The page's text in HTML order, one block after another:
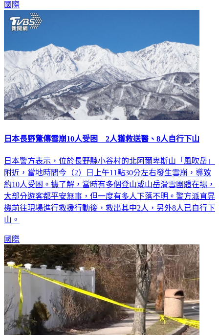
國際
日本長野驚傳雪崩10人受困 2人獲救送醫、8人自行下山
日本警方表示，位於長野縣小谷村的北阿爾卑斯山「風吹岳」
附近，當地時間今（2）日上午11點30分左右發生雪崩，導致
約10人受困。據了解，當時有多個登山或山岳滑雪團體在場，
大部分遊客都平安無事，但一度有多人下落不明。警方派直昇
機前往現場進行救援行動後，救出其中2人，另外8人已自行下
山。
國際